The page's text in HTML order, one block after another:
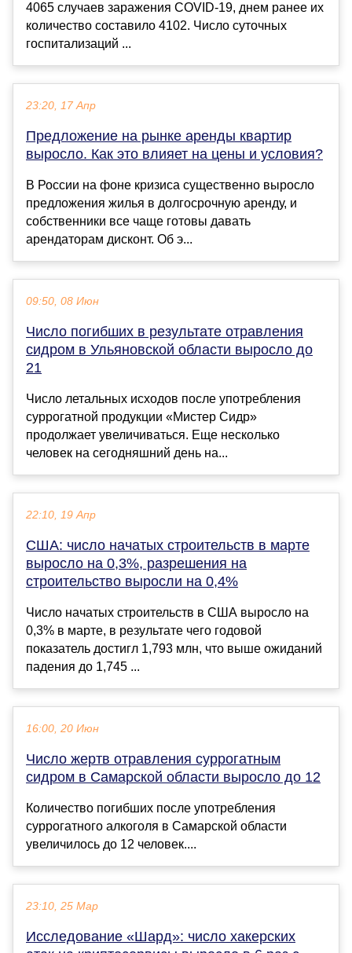
4065 случаев заражения COVID-19, днем ранее их
количество составило 4102. Число суточных
госпитализаций ...
23:20, 17 Апр
Предложение на рынке аренды квартир
выросло. Как это влияет на цены и условия?
В России на фоне кризиса существенно выросло
предложения жилья в долгосрочную аренду, и
собственники все чаще готовы давать
арендаторам дисконт. Об э...
09:50, 08 Июн
Число погибших в результате отравления
сидром в Ульяновской области выросло до
21
Число летальных исходов после употребления
суррогатной продукции «Мистер Сидр»
продолжает увеличиваться. Еще несколько
человек на сегодняшний день на...
22:10, 19 Апр
США: число начатых строительств в марте
выросло на 0,3%, разрешения на
строительство выросли на 0,4%
Число начатых строительств в США выросло на
0,3% в марте, в результате чего годовой
показатель достигл 1,793 млн, что выше ожиданий
падения до 1,745 ...
16:00, 20 Июн
Число жертв отравления суррогатным
сидром в Самарской области выросло до 12
Количество погибших после употребления
суррогатного алкоголя в Самарской области
увеличилось до 12 человек....
23:10, 25 Мар
Исследование «Шард»: число хакерских